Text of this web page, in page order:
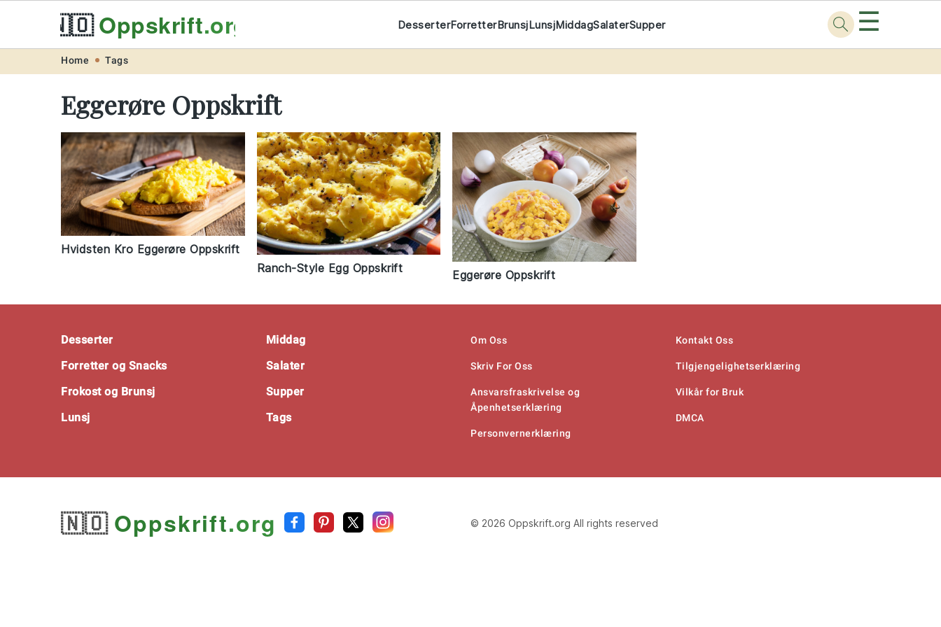
🇳🇴Oppskrift.org DesserterForretterBrunsjLunsjMiddagSalaterSupper ☰
Home Tags
Eggerøre Oppskrift
Hvidsten Kro Eggerøre Oppskrift
Ranch-Style Egg Oppskrift
Eggerøre Oppskrift
Desserter
Forretter og Snacks
Frokost og Brunsj
Lunsj
Middag
Salater
Supper
Tags
Om Oss
Skriv For Oss
Ansvarsfraskrivelse og
Åpenhetserklæring
Personvernerklæring
Kontakt Oss
Tilgjengelighetserklæring
Vilkår for Bruk
DMCA
🇳🇴Oppskrift.org © 2026 Oppskrift.org All rights reserved